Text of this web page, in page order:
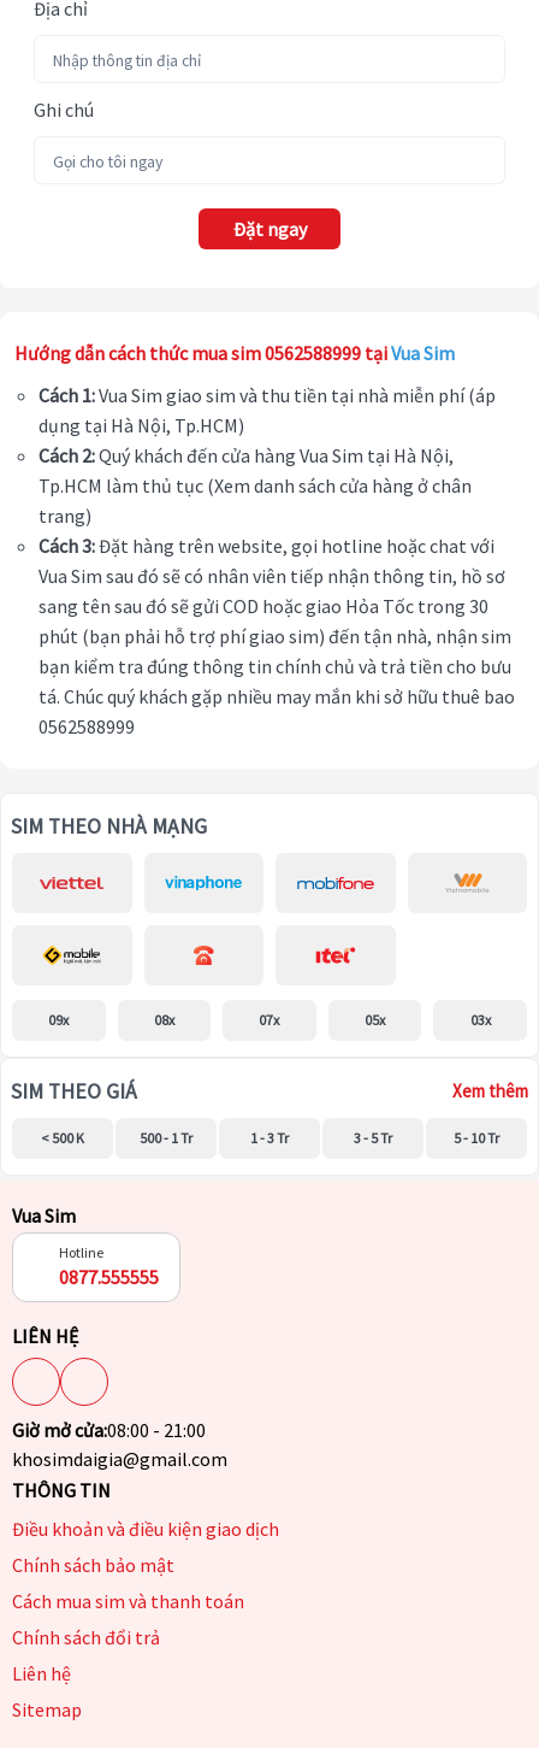
Địa chỉ
Ghi chú
Đặt ngay
Hướng dẫn cách thức mua sim 0562588999 tạiVua Sim
Cách 1:Vua Sim giao sim và thu tiền tại nhà miễn phí (áp
dụng tại Hà Nội, Tp.HCM)
Cách 2:Quý khách đến cửa hàng Vua Sim tại Hà Nội,
Tp.HCM làm thủ tục (Xem danh sách cửa hàng ở chân
trang)
Cách 3:Đặt hàng trên website, gọi hotline hoặc chat với
Vua Sim sau đó sẽ có nhân viên tiếp nhận thông tin, hồ sơ
sang tên sau đó sẽ gửi COD hoặc giao Hỏa Tốc trong 30
phút (bạn phải hỗ trợ phí giao sim) đến tận nhà, nhận sim
bạn kiểm tra đúng thông tin chính chủ và trả tiền cho bưu
tá. Chúc quý khách gặp nhiều may mắn khi sở hữu thuê bao
0562588999
SIM THEO NHÀ MẠNG
09x 08x 07x 05x 03x
SIM THEO GIÁ Xem thêm
< 500 K 500 - 1 Tr 1 - 3 Tr 3 - 5 Tr 5 - 10 Tr
Vua Sim
Hotline
0877.555555
LIÊN HỆ
Giờ mở cửa:08:00 - 21:00
khosimdaigia@gmail.com
THÔNG TIN
Điều khoản và điều kiện giao dịch
Chính sách bảo mật
Cách mua sim và thanh toán
Chính sách đổi trả
Liên hệ
Sitemap